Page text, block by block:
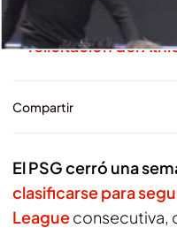
Aficionados del
felicitación del
Compartir
El PSG cerró una
clasificarse para
Leagueconsecutiva,